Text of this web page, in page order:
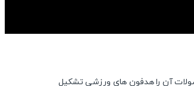
که در سال 2010 پایه گذاری شد و عمده محصولات آن را هدفون‌ های ورزشی تشکیل